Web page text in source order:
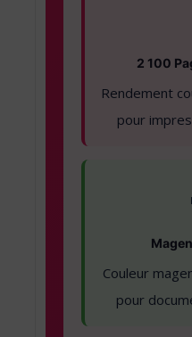
2 100
Rendement
pour
Couleur
pour